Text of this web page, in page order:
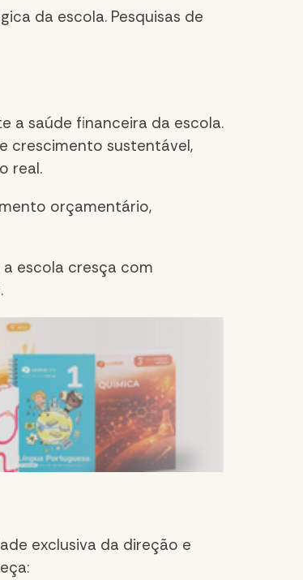
da escola. Pesquisas de
a saúde financeira da escola.
crescimento sustentável,
real.
orçamentário,
escola cresça com
exclusiva da direção e